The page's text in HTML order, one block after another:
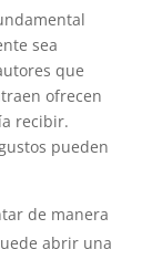
sea
que
ofrecen
recibir.
pueden
de manera
abrir una